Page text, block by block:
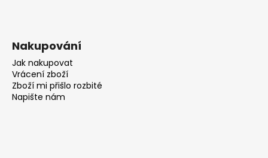
Nakupování
Jak nakupovat
Vrácení zboží
Zboží mi přišlo rozbité
Napište nám